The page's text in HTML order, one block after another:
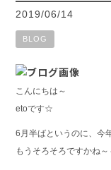
2019/06/14
BLOG
こんにちは～
etoです☆
6月半ばというのに、今
もうそろそろですかね～